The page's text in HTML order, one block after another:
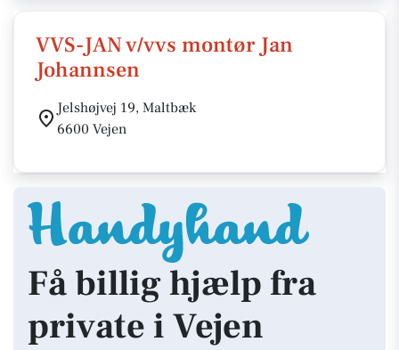
VVS-JAN v/vvs montør Jan
Johannsen
Jelshøjvej 19, Maltbæk
6600 Vejen
Få billig hjælp fra
private i Vejen